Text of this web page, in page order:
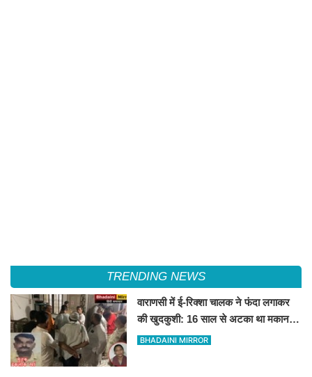
TRENDING NEWS
वाराणसी में ई-रिक्शा चालक ने फंदा लगाकर
की खुदकुशी: 16 साल से अटका था मकान,
पत्नी बोली- बिल्डर और पारिवारिक विवाद से थे
BHADAINI MIRROR